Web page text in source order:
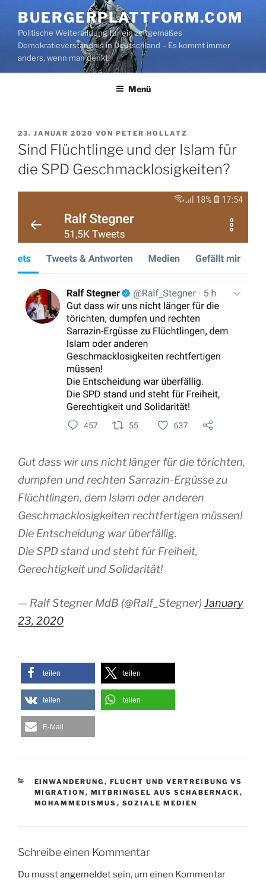
Inhalt
springen
BUERGERPLATTFORM.COM
Politische Weiterbildung für ein zeitgemäßes
Demokratieverständnis in Deutschland – Es kommt immer
anders, wenn man denkt!
Menü
VERÖFFENTLICHT
AM
23. JANUAR 2020 VON PETER HOLLATZ
Sind Flüchtlinge und der Islam für
die SPD Geschmacklosigkeiten?
Gut dass wir uns nicht länger für die törichten,
dumpfen und rechten Sarrazin-Ergüsse zu
Flüchtlingen, dem Islam oder anderen
Geschmacklosigkeiten rechtfertigen müssen!
Die Entscheidung war überfällig.
Die SPD stand und steht für Freiheit,
Gerechtigkeit und Solidarität!
— Ralf Stegner MdB (@Ralf_Stegner) January
23, 2020
teilen teilen
teilen teilen
E-Mail
KATEGORIEN
EINWANDERUNG , FLUCHT UND VERTREIBUNG VS
MIGRATION , MITBRINGSEL AUS SCHABERNACK ,
MOHAMMEDISMUS , SOZIALE MEDIEN
Schreibe einen Kommentar
Du musstangemeldetsein, um einen Kommentar